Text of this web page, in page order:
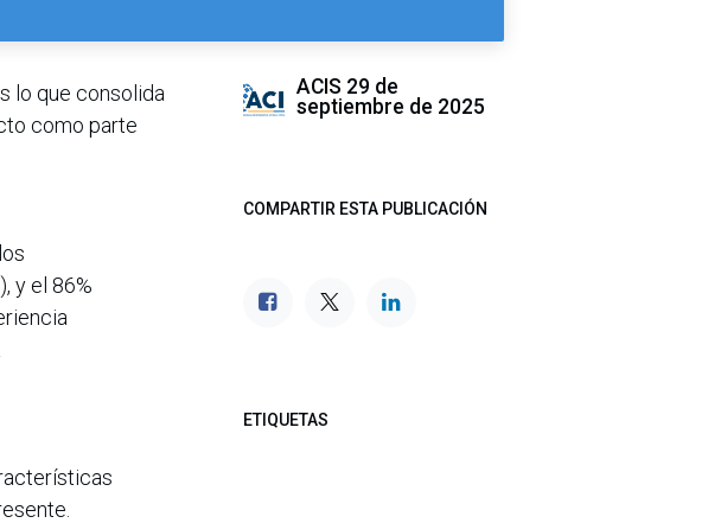
lo que consolida
como parte
y el 86%
ACIS 29 de
septiembre de 2025
COMPARTIR ESTA PUBLICACIÓN
ETIQUETAS